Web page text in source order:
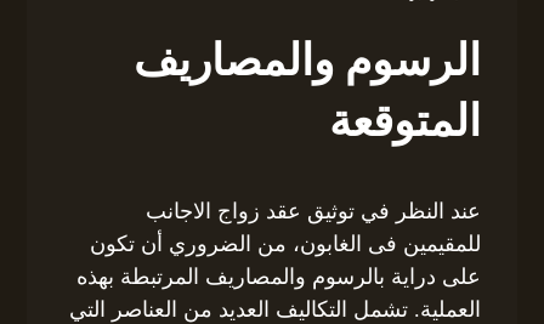
الرسوم والمصاريف
المتوقعة
عند النظر في توثيق عقد زواج الاجانب
للمقيمين فى الغابون، من الضروري أن تكون
على دراية بالرسوم والمصاريف المرتبطة بهذه
العملية. تشمل التكاليف العديد من العناصر التي